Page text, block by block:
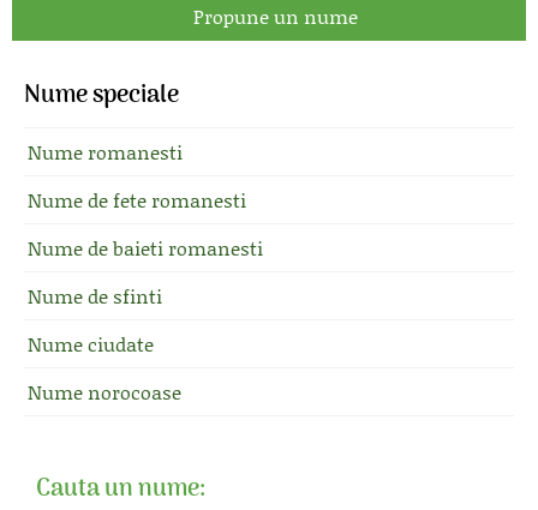
Propune un nume
Nume speciale
Nume romanesti
Nume de fete romanesti
Nume de baieti romanesti
Nume de sfinti
Nume ciudate
Nume norocoase
Cauta un nume: